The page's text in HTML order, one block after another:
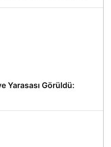
Yarasası Görüldü: